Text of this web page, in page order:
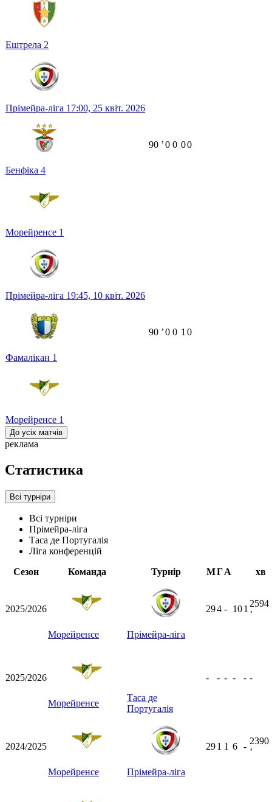
Ештрела 2
Прімейра-ліга 17:00, 25 квіт. 2026
Бенфіка 4
Морейренсе 1
90 ʼ0 0 00
Прімейра-ліга 19:45, 10 квіт. 2026
Фамалікан 1
Морейренсе 1
90 ʼ0 0 1 0
До усіх матчів
реклама
Статистика
Всі турніри
Всі турніри
Прімейра-ліга
Таса де Португалія
Ліга конференцій
Сезон
Команда Турнір МГА хв
2025/2026
Морейренсе Прімейра-ліга
294 - 101
2594
ʼ
2025/2026
Морейренсе
Таса де
Португалія
- - - - - -
2024/2025
Морейренсе Прімейра-ліга
291 1 6 -
2390
ʼ